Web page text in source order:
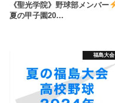
《聖光学院》野球部メンバー
夏の甲子園20…
福島大会